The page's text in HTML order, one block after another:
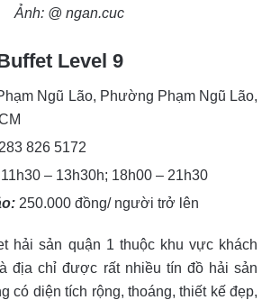
Ảnh: @ ngan.cuc
Level 9
Ngũ Lão, Phường Phạm Ngũ Lão,
826 5172
11h30 – 13h30h; 18h00 – 21h30
250.000 đồng/ người trở lên
hải sản quận 1 thuộc khu vực khách
địa chỉ được rất nhiều tín đồ hải sản
có diện tích rộng, thoáng, thiết kế đẹp,